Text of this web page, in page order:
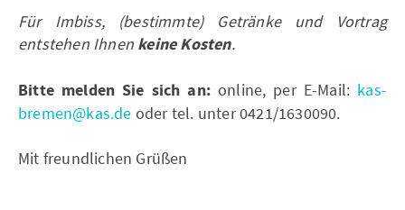
Für Imbiss, (bestimmte) Getränke und Vortrag
entstehen Ihnen keine Kosten.
Bitte melden Sie sich an: online, per E-Mail: kas-
bremen@kas.de oder tel. unter 0421/1630090.
Mit freundlichen Grüßen